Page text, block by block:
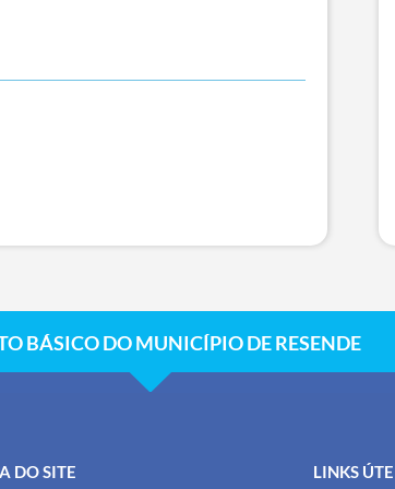
BÁSICO DO MUNICÍPIO DE RESENDE
DO SITE LINKS